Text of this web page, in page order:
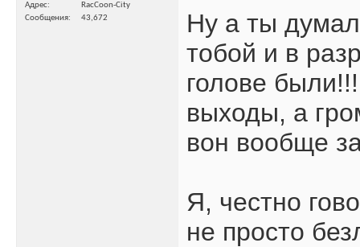
Адрес
RacCoon-City
Сообщения
43,672
Ну а ты
тобой и в
голове
выходы, а
вон вообще
Я, честно
не просто